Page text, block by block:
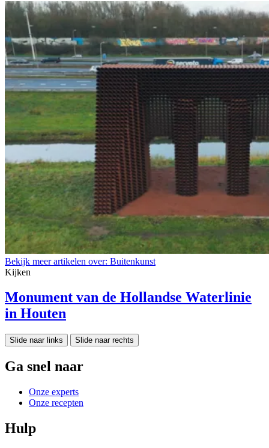
Bekijk meer artikelen over: Buitenkunst
Kijken
Monument van de Hollandse Waterlinie
in Houten
Slide naar links Slide naar rechts
Ga snel naar
Onze experts
Onze recepten
Hulp